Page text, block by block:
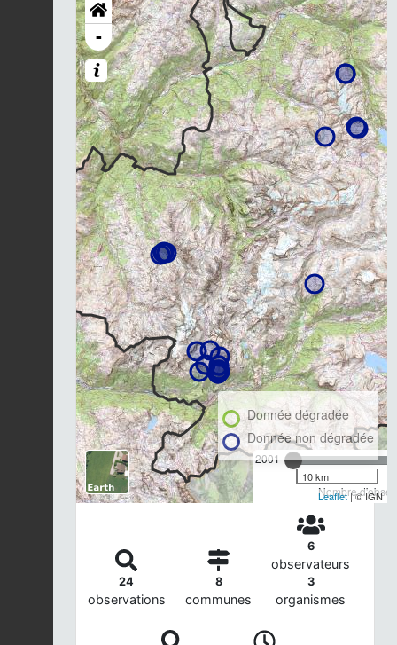
-
2001
Nombre
Donnée dégradée
Donnée non dégradée
10 km
Leaflet| © IGN
24
observations
8
communes
6
observateurs
3
organismes